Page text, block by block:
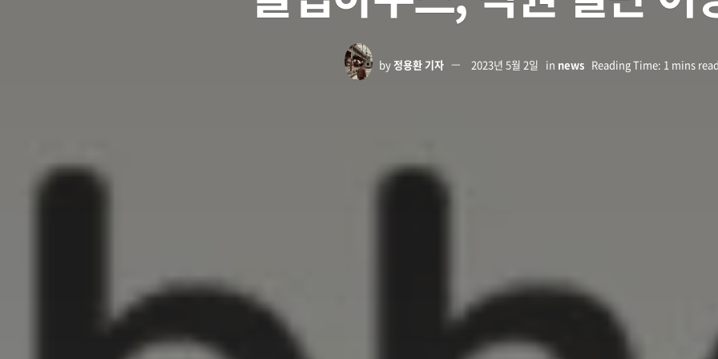
by정용환 기자 2023년 5월 2일 in news Reading Time: 1 mins